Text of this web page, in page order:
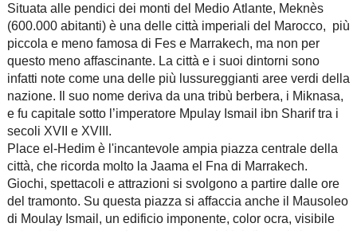
Situata alle pendici dei monti del Medio Atlante, Meknès
(600.000 abitanti) è una delle città imperiali del Marocco, più
piccola e meno famosa di Fes e Marrakech, ma non per
questo meno affascinante. La città e i suoi dintorni sono
infatti note come una delle più lussureggianti aree verdi della
nazione. Il suo nome deriva da una tribù berbera, i Miknasa,
e fu capitale sotto l’imperatore Mpulay Ismail ibn Sharif tra i
secoli XVII e XVIII.
Place el-Hedim è l'incantevole ampia piazza centrale della
città, che ricorda molto la Jaama el Fna di Marrakech.
Giochi, spettacoli e attrazioni si svolgono a partire dalle ore
del tramonto. Su questa piazza si affaccia anche il Mausoleo
di Moulay Ismail, un edificio imponente, color ocra, visibile